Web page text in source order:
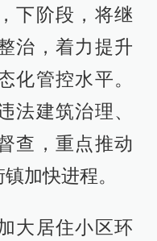
下阶段，将继
治，着力提升
化管控水平。
法建筑治理、
查，重点推动
加快进程。
大居住小区环